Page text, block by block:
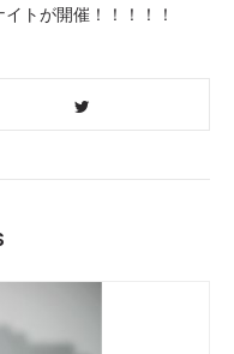
トが開催！！！！！